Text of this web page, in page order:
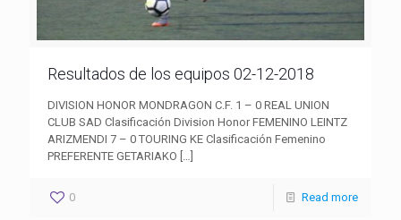
Resultados de los equipos 02-12-2018
DIVISION HONOR MONDRAGON C.F. 1 – 0 REAL UNION
CLUB SAD Clasificación Division Honor FEMENINO LEINTZ
ARIZMENDI 7 – 0 TOURING KE Clasificación Femenino
PREFERENTE GETARIAKO […]
0 Read more